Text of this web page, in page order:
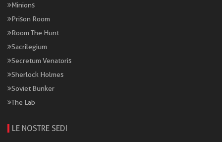
Minions
Prison Room
Room The Hunt
Sacrilegium
Secretum Venatoris
Sherlock Holmes
Soviet Bunker
The Lab
LE NOSTRE SEDI